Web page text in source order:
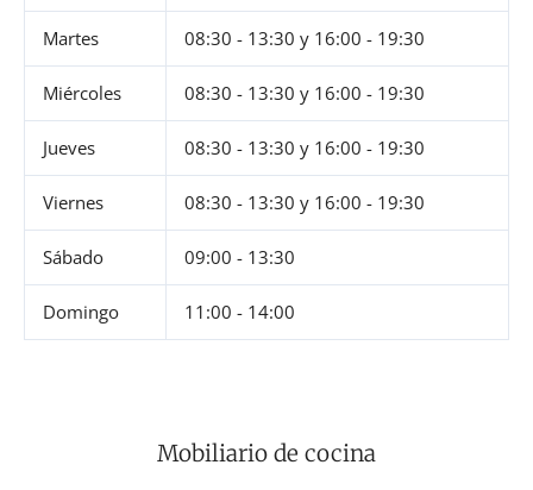
Martes 08:30 - 13:30 y 16:00 - 19:30
Miércoles 08:30 - 13:30 y 16:00 - 19:30
Jueves 08:30 - 13:30 y 16:00 - 19:30
Viernes 08:30 - 13:30 y 16:00 - 19:30
Sábado 09:00 - 13:30
Domingo 11:00 - 14:00
Mobiliario de cocina